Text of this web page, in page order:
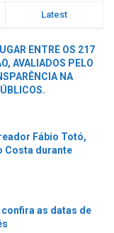
Latest
ENTRE OS 217
AVALIADOS PELO
NA
Fábio Totó,
Costa durante
as datas de